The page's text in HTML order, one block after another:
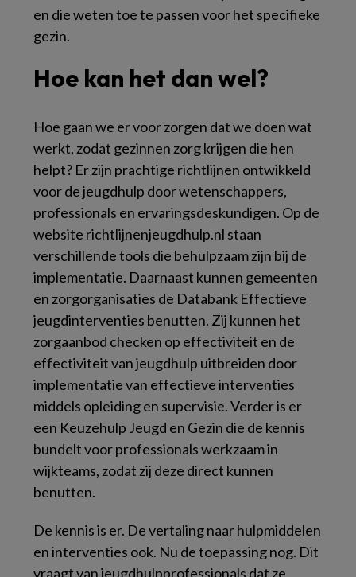
en die weten toe te passen voor het specifieke
gezin.
Hoe kan het dan wel?
Hoe gaan we er voor zorgen dat we doen wat
werkt, zodat gezinnen zorg krijgen die hen
helpt? Er zijn prachtige richtlijnen ontwikkeld
voor de jeugdhulp door wetenschappers,
professionals en ervaringsdeskundigen. Op de
website richtlijnenjeugdhulp.nl staan
verschillende tools die behulpzaam zijn bij de
implementatie. Daarnaast kunnen gemeenten
en zorgorganisaties de Databank Effectieve
jeugdinterventies benutten. Zij kunnen het
zorgaanbod checken op effectiviteit en de
effectiviteit van jeugdhulp uitbreiden door
implementatie van effectieve interventies
middels opleiding en supervisie. Verder is er
een Keuzehulp Jeugd en Gezin die de kennis
bundelt voor professionals werkzaam in
wijkteams, zodat zij deze direct kunnen
benutten.
De kennisis er. De vertaling naar hulpmiddelen
en interventies ook. Nu de toepassing nog. Dit
vraagt van jeugdhulpprofessionals dat ze